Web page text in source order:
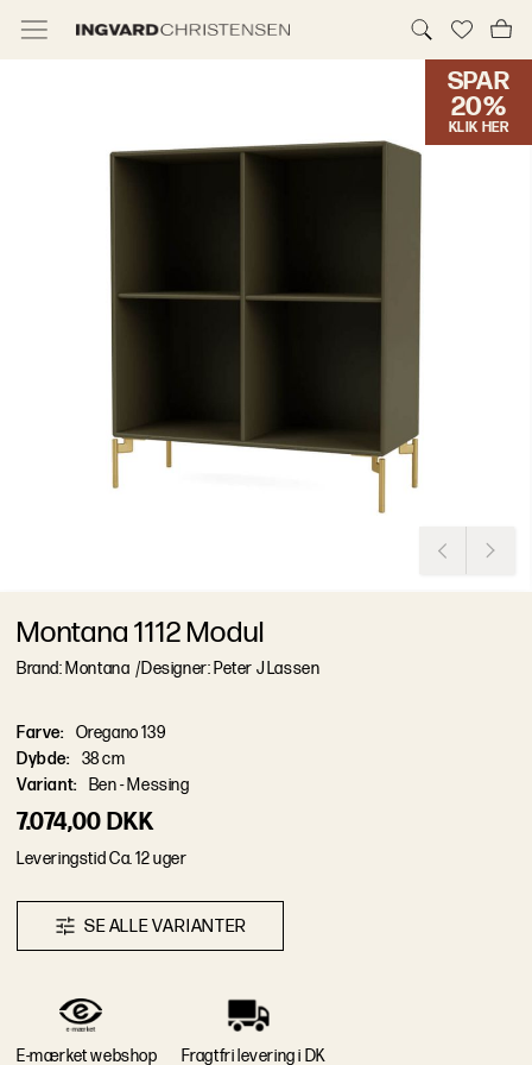
SPAR
20%
KLIK HER
7.074,00 DKK
Leveringstid Ca. 12 uger
Montana 1112 Modul
Brand: Montana /Designer: Peter J Lassen
SEALLEVAR ANTER
Farve:
Oregano 139
Dybde:
38 cm
Variant: Ben - Messing
E-mærket webshop Fragtfri levering i DK